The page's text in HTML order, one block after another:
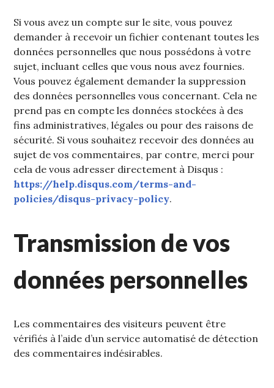
Si vous avez un compte sur le site, vous pouvez
demander à recevoir un fichier contenant toutes les
données personnelles que nous possédons à votre
sujet, incluant celles que vous nous avez fournies.
Vous pouvez également demander la suppression
des données personnelles vous concernant. Cela ne
prend pas en compte les données stockées à des
fins administratives, légales ou pour des raisons de
sécurité. Si vous souhaitez recevoir des données au
sujet de vos commentaires, par contre, merci pour
cela de vous adresser directement à Disqus :
https://help.disqus.com/terms-and-
policies/disqus-privacy-policy.
Transmission de vos
données personnelles
Les commentaires des visiteurs peuvent être
vérifiés à l’aide d’un service automatisé de détection
des commentaires indésirables.